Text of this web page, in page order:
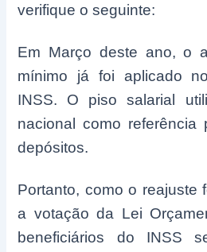
verifique o seguinte:
Em Março deste ano, o
mínimo já foi aplicado
INSS. O piso salarial
nacional como
depósitos.
Portanto, como o reajuste
a votação da Lei
beneficiários do INSS